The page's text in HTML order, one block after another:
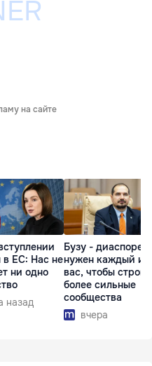
на сайте
ЕС: Нас не
ни одно
назад
Бузу - диаспоре:
нужен каждый из
вас, чтобы
более сильные
сообщества
вчера